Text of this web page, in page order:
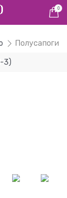
0
Полусапоги
3)